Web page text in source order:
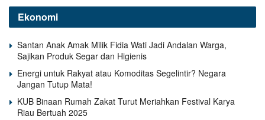
Ekonomi
Santan Anak Amak Milik Fidia Wati Jadi Andalan Warga,
Sajikan Produk Segar dan Higienis
Energi untuk Rakyat atau Komoditas Segelintir? Negara
Jangan Tutup Mata!
KUB Binaan Rumah Zakat Turut Meriahkan Festival Karya
Riau Bertuah 2025